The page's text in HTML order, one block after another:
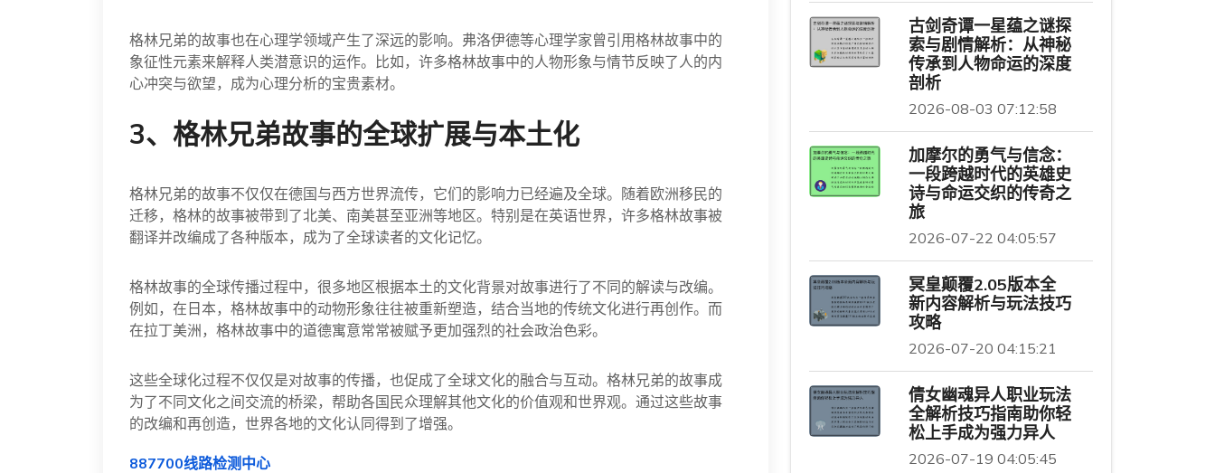
格林兄弟的故事也在心理学领域产生了深远的影响。弗洛伊德等心理学家曾引用格林故事中的
象征性元素来解释人类潜意识的运作。比如，许多格林故事中的人物形象与情节反映了人的内
心冲突与欲望，成为心理分析的宝贵素材。
3、格林兄弟故事的全球扩展与本土化
格林兄弟的故事不仅仅在德国与西方世界流传，它们的影响力已经遍及全球。随着欧洲移民的
迁移，格林的故事被带到了北美、南美甚至亚洲等地区。特别是在英语世界，许多格林故事被
翻译并改编成了各种版本，成为了全球读者的文化记忆。
格林故事的全球传播过程中，很多地区根据本土的文化背景对故事进行了不同的解读与改编。
例如，在日本，格林故事中的动物形象往往被重新塑造，结合当地的传统文化进行再创作。而
在拉丁美洲，格林故事中的道德寓意常常被赋予更加强烈的社会政治色彩。
这些全球化过程不仅仅是对故事的传播，也促成了全球文化的融合与互动。格林兄弟的故事成
为了不同文化之间交流的桥梁，帮助各国民众理解其他文化的价值观和世界观。通过这些故事
的改编和再创造，世界各地的文化认同得到了增强。
887700线路检测中心
古剑奇谭一星蕴之谜探
索与剧情解析：从神秘
传承到人物命运的深度
剖析
2026-08-03 07:12:58
加摩尔的勇气与信念：
一段跨越时代的英雄史
诗与命运交织的传奇之
旅
2026-07-22 04:05:57
冥皇颠覆2.05版本全
新内容解析与玩法技巧
攻略
2026-07-20 04:15:21
倩女幽魂异人职业玩法
全解析技巧指南助你轻
松上手成为强力异人
2026-07-19 04:05:45